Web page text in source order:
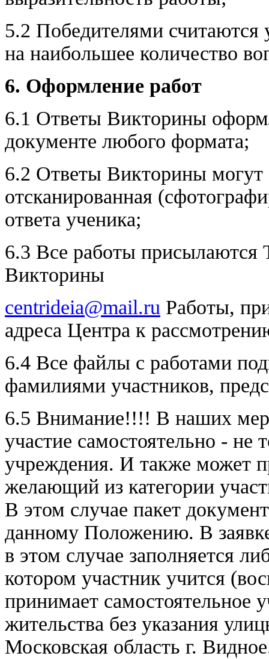
5.2 Победителями считаются
на наибольшее количество
6. Оформление работ
6.1 Ответы Викторины
документе любого формата;
6.2 Ответы Викторины могут
отсканированная
ответа ученика;
6.3 Все работы
Викторины
centrideia@mail.ru Работы,
адреса Центра к
6.4 Все файлы с работами
фамилиями участников,
6.5 Внимание!!!! В наших
участие самостоятельно - не
учреждения. И также может
желающий из категории
В этом случае пакет
данному Положению. В
в этом случае заполняется
котором участник учится
принимает самостоятельное
жительства без указания
Московская область г.